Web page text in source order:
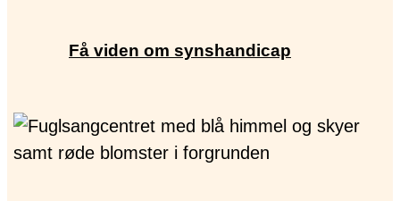
Få viden om synshandicap